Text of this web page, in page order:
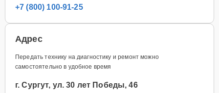
+7 (800) 100-91-25
Адрес
Передать технику на диагностику и ремонт можно
самостоятельно в удобное время
г. Сургут, ул. 30 лет Победы, 46